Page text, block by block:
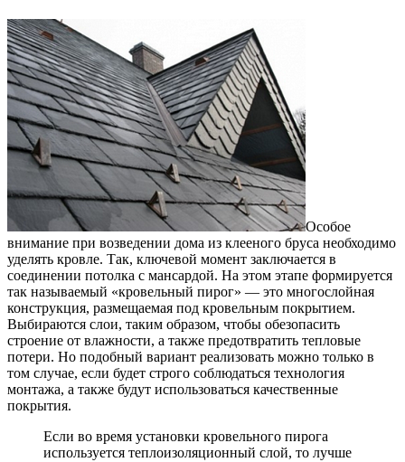
Особое
внимание при возведении дома из клееного бруса необходимо
уделять кровле. Так, ключевой момент заключается в
соединении потолка с мансардой. На этом этапе формируется
так называемый «кровельный пирог» — это многослойная
конструкция, размещаемая под кровельным покрытием.
Выбираются слои, таким образом, чтобы обезопасить
строение от влажности, а также предотвратить тепловые
потери. Но подобный вариант реализовать можно только в
том случае, если будет строго соблюдаться технология
монтажа, а также будут использоваться качественные
покрытия.
Если во время установки кровельного пирога
используется теплоизоляционный слой, то лучше